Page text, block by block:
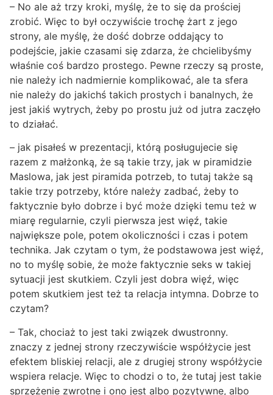
– No ale aż trzy kroki, myślę, że to się da prościej
zrobić. Więc to był oczywiście trochę żart z jego
strony, ale myślę, że dość dobrze oddający to
podejście, jakie czasami się zdarza, że chcielibyśmy
właśnie coś bardzo prostego. Pewne rzeczy są proste,
nie należy ich nadmiernie komplikować, ale ta sfera
nie należy do jakichś takich prostych i banalnych, że
jest jakiś wytrych, żeby po prostu już od jutra zaczęło
to działać.
– jak pisałeś w prezentacji, którą posługujecie się
razem z małżonką, że są takie trzy, jak w piramidzie
Maslowa, jak jest piramida potrzeb, to tutaj także są
takie trzy potrzeby, które należy zadbać, żeby to
faktycznie było dobrze i być może dzięki temu też w
miarę regularnie, czyli pierwsza jest więź, takie
największe pole, potem okoliczności i czas i potem
technika. Jak czytam o tym, że podstawowa jest więź,
no to myślę sobie, że może faktycznie seks w takiej
sytuacji jest skutkiem. Czyli jest dobra więź, więc
potem skutkiem jest też ta relacja intymna. Dobrze to
czytam?
– Tak, chociaż to jest taki związek dwustronny.
znaczy z jednej strony rzeczywiście współżycie jest
efektem bliskiej relacji, ale z drugiej strony współżycie
wspiera relacje. Więc to chodzi o to, że tutaj jest takie
sprzężenie zwrotne i ono jest albo pozytywne, albo